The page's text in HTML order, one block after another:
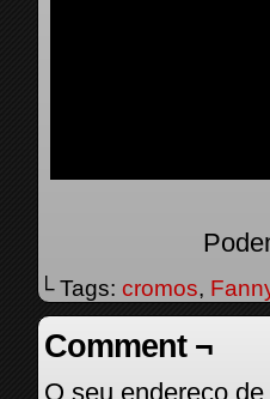
└ Tags: cromos,
Comment ¬
O seu endereço